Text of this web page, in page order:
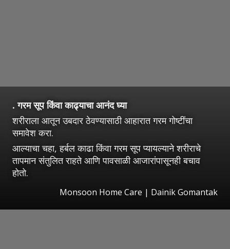
. गरम सूप किंवा काढ्याचा आनंद घ्या
शरीराला आतून उबदार ठेवण्यासाठी आहारात गरम गोष्टींचा
समावेश करा.
आल्याचा चहा, हर्बल काढा किंवा गरम सूप प्यायल्याने शरीराचे
तापमान संतुलित राहते आणि पावसाळी आजारांपासूनही बचाव
होतो.
Monsoon Home Care | Dainik Gomantak